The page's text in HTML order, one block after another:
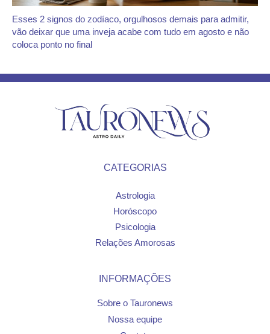
Esses 2 signos do zodíaco, orgulhosos demais para admitir,
vão deixar que uma inveja acabe com tudo em agosto e não
coloca ponto no final
CATEGORIAS
Astrologia
Horóscopo
Psicologia
Relações Amorosas
INFORMAÇÕES
Sobre o Tauronews
Nossa equipe